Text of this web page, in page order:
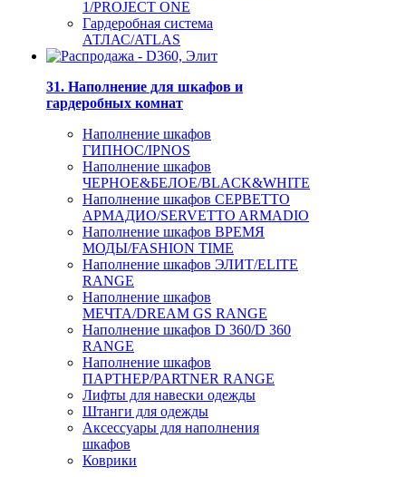
1/PROJECT ONE
Гардеробная система
АТЛАС/ATLAS
31. Наполнение для шкафов и
гардеробных комнат
Наполнение шкафов
ГИПНОС/IPNOS
Наполнение шкафов
ЧЕРНОЕ&БЕЛОЕ/BLACK&WHITE
Наполнение шкафов СЕРВЕТТО
АРМАДИО/SERVETTO ARMADIO
Наполнение шкафов ВРЕМЯ
МОДЫ/FASHION TIME
Наполнение шкафов ЭЛИТ/ELITE
RANGE
Наполнение шкафов
МЕЧТА/DREAM GS RANGE
Наполнение шкафов D 360/D 360
RANGE
Наполнение шкафов
ПАРТНЕР/PARTNER RANGE
Лифты для навески одежды
Штанги для одежды
Аксессуары для наполнения
шкафов
Коврики